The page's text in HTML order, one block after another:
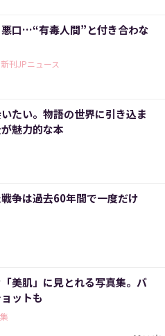
口…“有毒人間”と付き合わな
刊JPニュース
たい。物語の世界に引き込ま
魅力的な本
争は過去60年間で一度だけ
美肌」に見とれる写真集。バ
ットも